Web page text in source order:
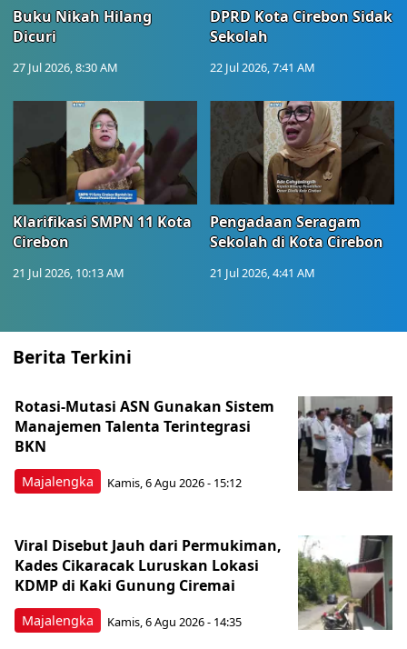
Buku Nikah Hilang
Dicuri
27 Jul 2026, 8:30 AM
DPRD Kota Cirebon Sidak
Sekolah
22 Jul 2026, 7:41 AM
Klarifikasi SMPN 11 Kota
Cirebon
21 Jul 2026, 10:13 AM
Pengadaan Seragam
Sekolah di Kota Cirebon
21 Jul 2026, 4:41 AM
Berita Terkini
Majalengka
Rotasi-Mutasi ASN Gunakan Sistem
Manajemen Talenta Terintegrasi
BKN
Kamis, 6 Agu 2026 - 15:12
Majalengka
Viral Disebut Jauh dari Permukiman,
Kades Cikaracak Luruskan Lokasi
KDMP di Kaki Gunung Ciremai
Kamis, 6 Agu 2026 - 14:35